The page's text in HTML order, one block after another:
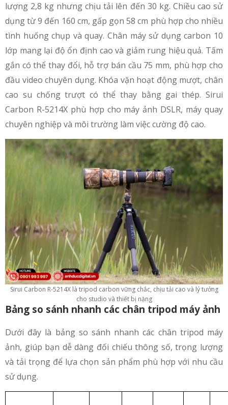
lượng 2,8 kg nhưng chịu tải lên đến 30 kg. Chiều cao sử
dụng từ 9 đến 160 cm, gấp gọn 58 cm phù hợp cho nhiều
tình huống chụp và quay. Chân máy sử dụng carbon 10
lớp mang lại độ ổn định cao và giảm rung hiệu quả. Tấm
gắn có thể thay đổi, hỗ trợ bán cầu 75 mm, phù hợp cho
đầu video chuyên dụng. Khóa vặn hoạt động mượt, chân
cao su chống trượt có thể thay bằng gai thép. Sirui
Carbon R-5214X phù hợp cho máy ảnh DSLR, máy quay
chuyên nghiệp và môi trường làm việc cường độ cao.
Sirui Carbon R-5214X là tripod carbon vững chắc, chịu tải cao và lý tưởng
cho studio và thiết bị nặng
Bảng so sánh nhanh các chân tripod máy ảnh
Dưới đây là bảng so sánh nhanh các chân tripod máy
ảnh, giúp bạn dễ dàng đối chiếu thông số, trọng lượng
và tải trọng để lựa chọn sản phẩm phù hợp với nhu cầu
sử dụng.